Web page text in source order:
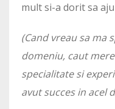
mult si-a dorit sa
(Cand vreau sa ma
domeniu, caut
specialitate si
avut succes in acel